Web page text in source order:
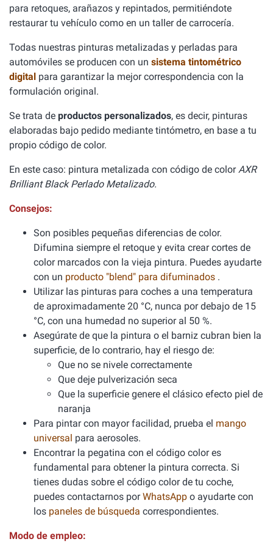
para retoques, arañazos y repintados, permitiéndote
restaurar tu vehículo como en un taller de carrocería.
Todas nuestras pinturas metalizadas y perladas para
automóviles se producen con un sistema tintométrico
digital para garantizar la mejor correspondencia con la
formulación original.
Se trata de productos personalizados, es decir, pinturas
elaboradas bajo pedido mediante tintómetro, en base a tu
propio código de color.
En este caso: pintura metalizada con código de colorAXR
Brilliant Black Perlado Metalizado.
Consejos:
Son posibles pequeñas diferencias de color.
Difumina siempre el retoque y evita crear cortes de
color marcados con la vieja pintura. Puedes ayudarte
con un producto "blend" para difuminados .
Utilizar las pinturas para coches a una temperatura
de aproximadamente 20 °C, nunca por debajo de 15
°C, con una humedad no superior al 50 %.
Asegúrate de que la pintura o el barniz cubran bien la
superficie, de lo contrario, hay el riesgo de:
Que no se nivele correctamente
Que deje pulverización seca
Que la superficie genere el clásico efecto piel de
naranja
Para pintar con mayor facilidad, prueba el mango
universal para aerosoles.
Encontrar la pegatina con el código color es
fundamental para obtener la pintura correcta. Si
tienes dudas sobre el código color de tu coche,
puedes contactarnos porWhatsApp o ayudarte con
los paneles de búsqueda correspondientes.
Modo de empleo: